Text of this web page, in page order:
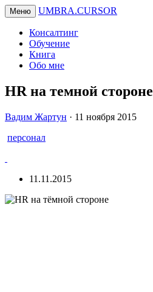
Меню UMBRA.CURSOR
Консалтинг
Обучение
Книга
Обо мне
HR на темной стороне
Вадим
Вадим Жартун · 11 ноября 2015
персонал
11.11.2015